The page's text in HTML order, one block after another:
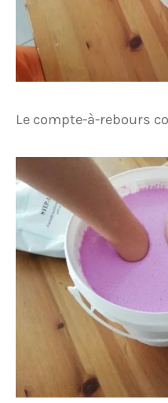
Le compte-à-rebours